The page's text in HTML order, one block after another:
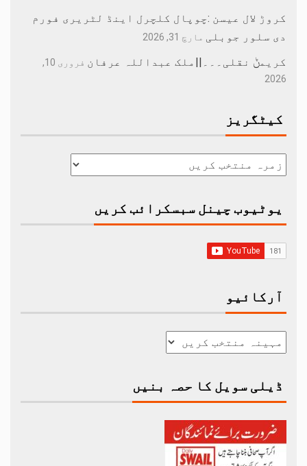
کروڑ لال عیسن :چوپال کلچرل اینڈ لٹریری فورم
دی سلور جوبلی مارچ 31, 2026
کریمݨ نقلی۔۔۔||ملک عبداللہ عرفان
فروری 10,
2026
کیٹگریز
یوٹیوب چینل سبسکرائب کریں
آرکائیو
ڈیلی سویل کا حصہ بنیں